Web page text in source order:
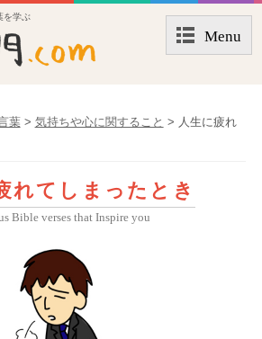
を学ぶ
Menu
葉 > 気持ちや心に関すること > 人生に疲れ
れてしまったとき
Bible verses that Inspire you